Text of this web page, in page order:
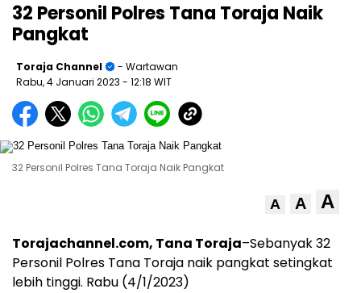
32 Personil Polres Tana Toraja Naik
Pangkat
Toraja Channel
- Wartawan
Rabu, 4 Januari 2023 - 12:18 WIT
32 Personil Polres Tana Toraja Naik Pangkat
A A A
Torajachannel.com, Tana Toraja–Sebanyak 32
Personil Polres Tana Toraja naik pangkat setingkat
lebih tinggi. Rabu (4/1/2023)